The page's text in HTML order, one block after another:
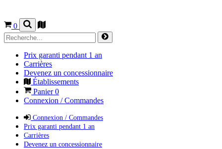
0
Prix garanti pendant 1 an
Carrières
Devenez un concessionnaire
Établissements
Panier0
Connexion / Commandes
Connexion / Commandes
Prix garanti pendant 1 an
Carrières
Devenez un concessionnaire